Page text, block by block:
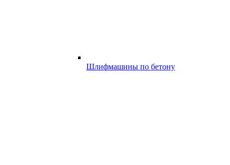
Шлифмашины по бетону